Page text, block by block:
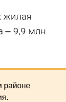
жилая
– 9,9 млн
районе